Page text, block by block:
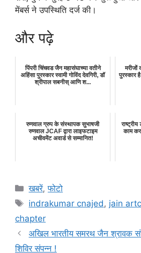
मेंबर्स ने उपस्थिति दर्ज की।
और पढ़े
पिंपरी चिंचवड जैन महासंघाच्या वतीने
अहिंसा पुरस्कार स्वामी गोविंद देवगिरी, डॉ
श्रीपाल सबनीस् आणि श...
मरीजों
पुरस्कार
रुणवाल ग्रुप के संस्थापक सुभाषजी
रुणवाल JCAF द्वारा लाइफटाइम
अचीवमेंट अवार्ड से सम्मानित!
राष्ट्रीय
काम
Categories
खबरें,फोटो
Tags
indrakumar cnajed , jain
chapter
अखिल भारतीय समरथ जैन श्रावक संघ
शिविर संपन्न !